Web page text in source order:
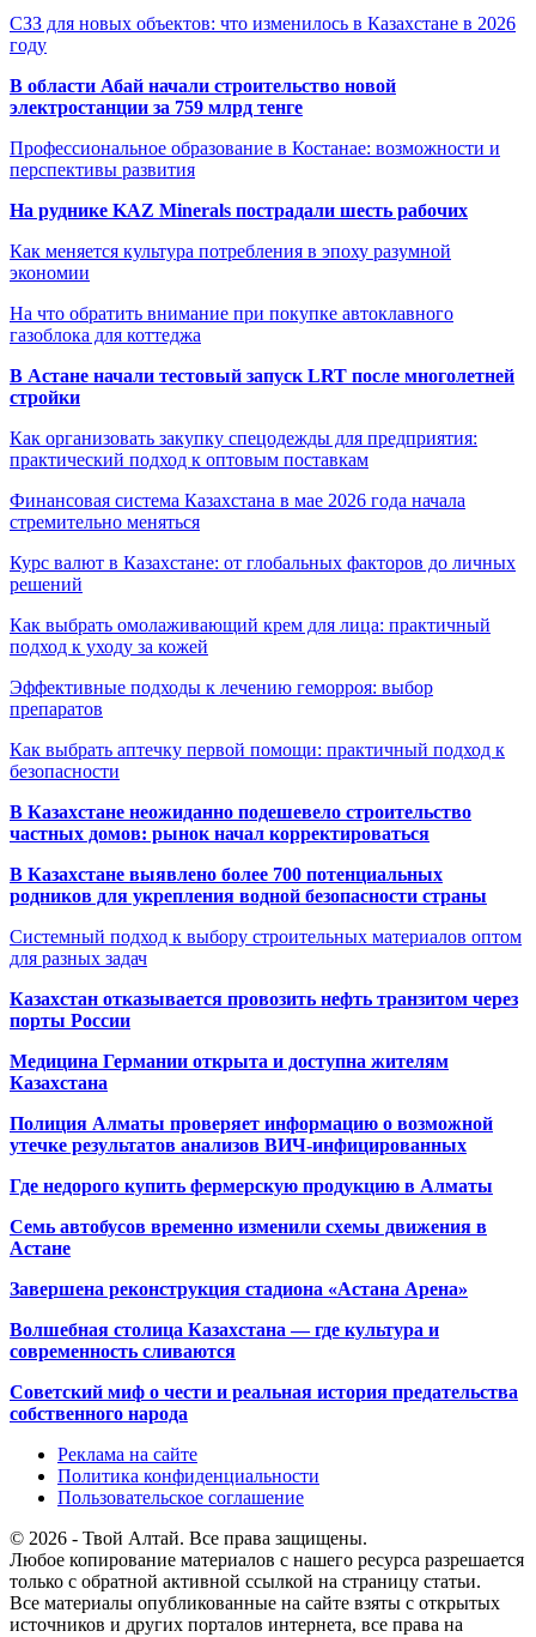
СЗЗ для новых объектов: что изменилось в Казахстане в 2026
году
В области Абай начали строительство новой
электростанции за 759 млрд тенге
Профессиональное образование в Костанае: возможности и
перспективы развития
На руднике KAZ Minerals пострадали шесть рабочих
Как меняется культура потребления в эпоху разумной
экономии
На что обратить внимание при покупке автоклавного
газоблока для коттеджа
В Астане начали тестовый запуск LRT после многолетней
стройки
Как организовать закупку спецодежды для предприятия:
практический подход к оптовым поставкам
Финансовая система Казахстана в мае 2026 года начала
стремительно меняться
Курс валют в Казахстане: от глобальных факторов до личных
решений
Как выбрать омолаживающий крем для лица: практичный
подход к уходу за кожей
Эффективные подходы к лечению геморроя: выбор
препаратов
Как выбрать аптечку первой помощи: практичный подход к
безопасности
В Казахстане неожиданно подешевело строительство
частных домов: рынок начал корректироваться
В Казахстане выявлено более 700 потенциальных
родников для укрепления водной безопасности страны
Системный подход к выбору строительных материалов оптом
для разных задач
Казахстан отказывается провозить нефть транзитом через
порты России
Медицина Германии открыта и доступна жителям
Казахстана
Полиция Алматы проверяет информацию о возможной
утечке результатов анализов ВИЧ-инфицированных
Где недорого купить фермерскую продукцию в Алматы
Семь автобусов временно изменили схемы движения в
Астане
Завершена реконструкция стадиона «Астана Арена»
Волшебная столица Казахстана — где культура и
современность сливаются
Советский миф о чести и реальная история предательства
собственного народа
Реклама на сайте
Политика конфиденциальности
Пользовательское соглашение
© 2026 - Твой Алтай. Все права защищены.
Любое копирование материалов с нашего ресурса разрешается
только с обратной активной ссылкой на страницу статьи.
Все материалы опубликованные на сайте взяты с открытых
источников и других порталов интернета, все права на